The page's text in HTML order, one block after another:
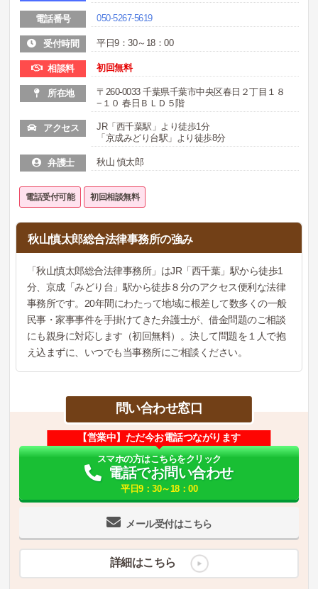
電話番号 050-5267-5619
受付時間 平日9：30～18：00
相談料 初回無料
所在地
〒260-0033 千葉県千葉市中央区春日２丁目１８
−１０ 春日ＢＬＤ５階
アクセス
JR「西千葉駅」より徒歩1分
「京成みどり台駅」より徒歩8分
弁護士 秋山 慎太郎
電話受付可能 初回相談無料
秋山慎太郎総合法律事務所の強み
「秋山慎太郎総合法律事務所」はJR「西千葉」駅から徒歩1
分、京成「みどり台」駅から徒歩８分のアクセス便利な法律
事務所です。20年間にわたって地域に根差して数多くの一般
民事・家事事件を手掛けてきた弁護士が、借金問題のご相談
にも親身に対応します（初回無料）。決して問題を１人で抱
え込まずに、いつでも当事務所にご相談ください。
問い合わせ窓口
メール受付はこちら
【営業中】ただ今お電話つながります
スマホの方はこちらをクリック
電話でお問い合わせ
平日9：30～18：00
詳細はこちら